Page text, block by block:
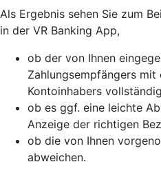
Als Ergebnis sehen Sie zum
in der VR Banking App,
ob der von Ihnen
Zahlungsempfängers mit
Kontoinhabers
ob es ggf. eine leichte
Anzeige der richtigen
ob die von Ihnen
abweichen.